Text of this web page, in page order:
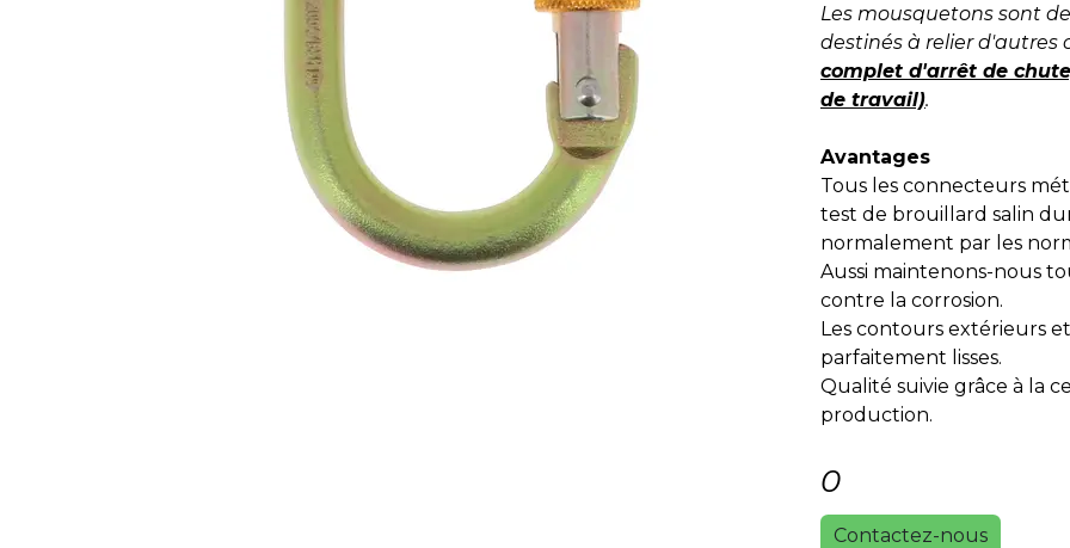
Les mousquetons sont
destinés à relier d'autres
complet d'arrêt de
de travail).
Avantages
Tous les connecteurs
test de brouillard salin
normalement par les
Aussi maintenons-nous
contre la corrosion.
Les contours extérieurs
parfaitement lisses.
Qualité suivie grâce à la
production.
0
Contactez-nous